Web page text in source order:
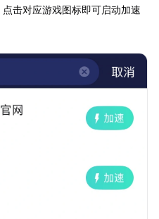
击对应游戏图标即可启动加速